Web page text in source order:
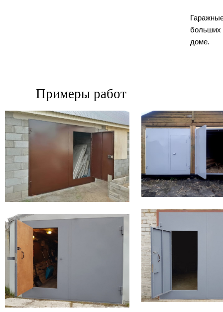
больших
доме.
Примеры работ